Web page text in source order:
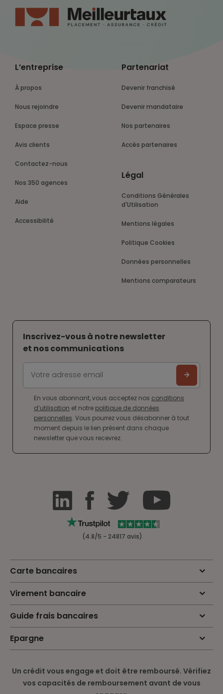
L’entreprise
À propos
Nous rejoindre
Espace presse
Avis clients
Contactez-nous
Nos 350 agences
Aide
Accessibilité
Partenariat
Devenir franchisé
Devenir mandataire
Nos partenaires
Accès partenaires
Légal
Conditions Générales
d'Utilisation
Mentions légales
Politique Cookies
Données personnelles
Mentions comparateurs
Inscrivez-vous à notre newsletter
et nos communications
En vous abonnant, vous acceptez nos conditions
d’utilisation et notre politique de données
personnelles. Vous pourrez vous désabonner à tout
moment depuis le lien présent dans chaque
newsletter que vous recevrez.
(4.8/5 - 24817 avis)
Carte bancaires
Virement bancaire
Guide frais bancaires
Epargne
Un crédit vous engage et doit être remboursé. Vérifiez
vos capacités de remboursement avant de vous